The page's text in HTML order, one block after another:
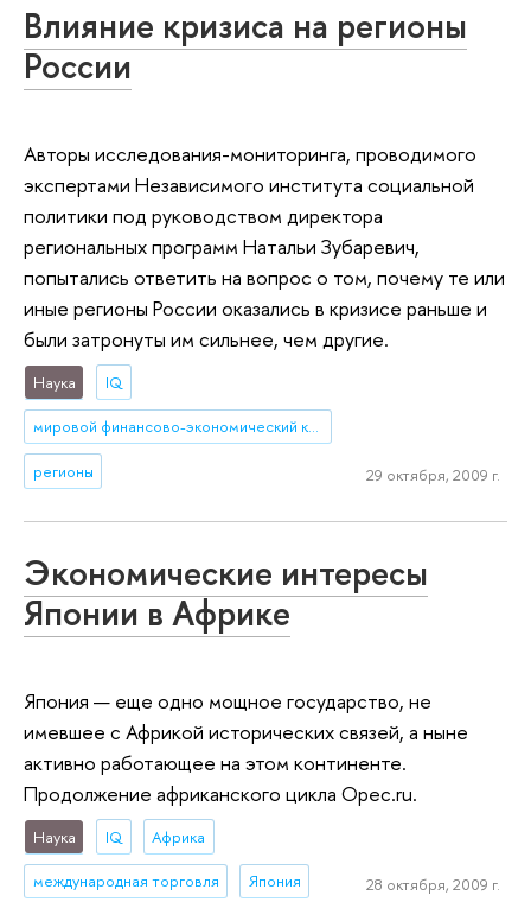
Влияние кризиса на регионы
России
Авторы исследования-мониторинга, проводимого
экспертами Независимого института социальной
политики под руководством директора
региональных программ Натальи Зубаревич,
попытались ответить на вопрос о том, почему те или
иные регионы России оказались в кризисе раньше и
были затронуты им сильнее, чем другие.
Наука IQ
мировой финансово-экономический кризис
регионы 29 октября, 2009 г.
Экономические интересы
Японии в Африке
Япония — еще одно мощное государство, не
имевшее с Африкой исторических связей, а ныне
активно работающее на этом континенте.
Продолжение африканского цикла Opec.ru.
Наука IQ Африка
международная торговля Япония 28 октября, 2009 г.